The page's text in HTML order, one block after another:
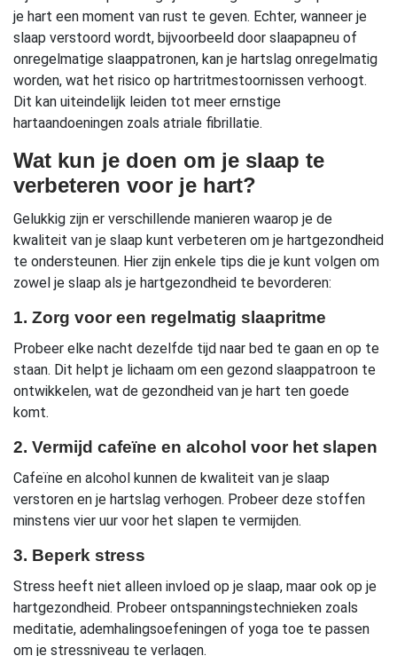
je hart een moment van rust te geven. Echter, wanneer je
slaap verstoord wordt, bijvoorbeeld door slaapapneu of
onregelmatige slaappatronen, kan je hartslag onregelmatig
worden, wat het risico op hartritmestoornissen verhoogt.
Dit kan uiteindelijk leiden tot meer ernstige
hartaandoeningen zoals atriale fibrillatie.
Wat kun je doen om je slaap te
verbeteren voor je hart?
Gelukkig zijn er verschillende manieren waarop je de
kwaliteit van je slaap kunt verbeteren om je hartgezondheid
te ondersteunen. Hier zijn enkele tips die je kunt volgen om
zowel je slaap als je hartgezondheid te bevorderen:
1. Zorg voor een regelmatig slaapritme
Probeer elke nacht dezelfde tijd naar bed te gaan en op te
staan. Dit helpt je lichaam om een gezond slaappatroon te
ontwikkelen, wat de gezondheid van je hart ten goede
komt.
2. Vermijd cafeïne en alcohol voor het slapen
Cafeïne en alcohol kunnen de kwaliteit van je slaap
verstoren en je hartslag verhogen. Probeer deze stoffen
minstens vier uur voor het slapen te vermijden.
3. Beperk stress
Stress heeft niet alleen invloed op je slaap, maar ook op je
hartgezondheid. Probeer ontspanningstechnieken zoals
meditatie, ademhalingsoefeningen of yoga toe te passen
om je stressniveau te verlagen.